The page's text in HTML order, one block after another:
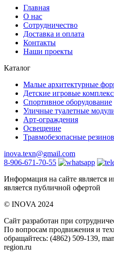
Главная
О нас
Сотрудничество
Доставка и оплата
Контакты
Наши проекты
Каталог
Малые архитектурные
Детские игровые
Спортивное оборудование
Уличные туалетные
Арт-ограждения
Освещение
Травмобезопасные
inova.texn@gmail.com
8-906-671-70-55
Информация на сайте является
является публичной офертой
©️ INOVA 2024
Сайт разработан при
По вопросам продвижения и
обращайтесь: (4862) 509-139,
region.ru